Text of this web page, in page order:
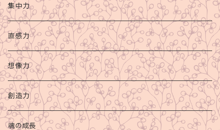
集中力
直感力
想像力
創造力
魂の成長